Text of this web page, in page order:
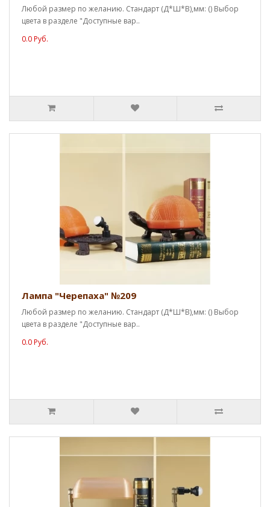
Любой размер по желанию. Стандарт (Д*Ш*В),мм: () Выбор
цвета в разделе "Доступные вар..
0.0 Руб.
Лампа "Черепаха" №209
Любой размер по желанию. Стандарт (Д*Ш*В),мм: () Выбор
цвета в разделе "Доступные вар..
0.0 Руб.